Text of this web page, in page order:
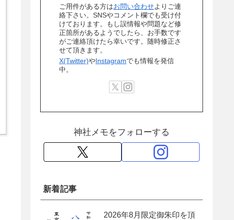
ご用件がある方はお問い合わせよりご連
絡下さい。SNSやコメント欄でも受け付
けております。もし誤情報や問題など修
正箇所があるようでしたら、お手数です
がご連絡頂けたら幸いです。随時修正さ
せて頂きます。
X(Twitter)やInstagramでも情報を発信
中。
神社メモをフォローする
新着記事
2026年8月限定御朱印を頂